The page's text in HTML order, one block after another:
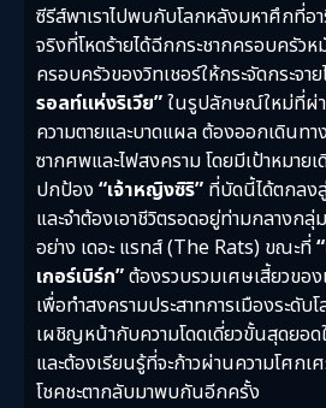
ซีรีส์พาเราไปพบกับโลกหลังมหาศึกที่อ
จริงที่โหดร้ายได้ฉีกกระชากครอบครั
ครอบครัวของวิทเชอร์ให้กระจัดกระจา
รอลท์แห่งริเวีย”ในรูปลักษณ์ใหม่ที่ผ่
ความตายและบาดแผล ต้องออกเดินทา
ซากศพและไฟสงคราม โดยมีเป้าหมายเ
ปกป้อง “เจ้าหญิงซิริ” ที่บัดนี้ได้ตกลง
และจำต้องเอาชีวิตรอดอยู่ท่ามกลางก
อย่าง เดอะ แรทส์ (The Rats) ขณะที่
เกอร์เบิร์ก”ต้องรวบรวมเศษเสี้ยวขอ
เพื่อทำสงครามประสาทการเมืองระดับ
เผชิญหน้ากับความโดดเดี่ยวขั้นสุดยอด
และต้องเรียนรู้ที่จะก้าวผ่านความโศกเ
โชคชะตากลับมาพบกันอีกครั้ง